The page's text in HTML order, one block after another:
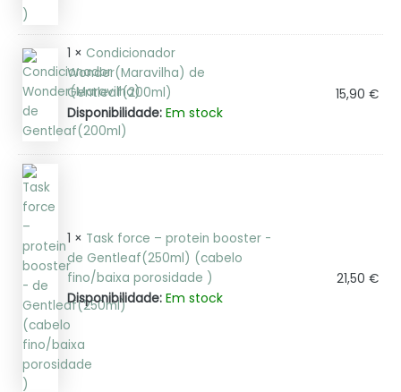
1 × Condicionador
Wonder(Maravilha) de
Gentleaf(200ml)
Disponibilidade: Em stock
15,90 €
1 × Task force – protein booster -
de Gentleaf(250ml) (cabelo
fino/baixa porosidade )
Disponibilidade: Em stock
21,50 €